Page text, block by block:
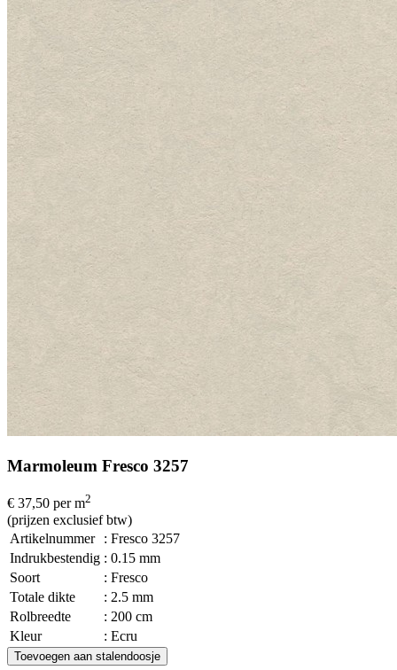
Marmoleum Fresco 3257
€ 37,50 per m2
(prijzen exclusief btw)
Artikelnummer
: Fresco 3257
Indrukbestendig : 0.15 mm
Soort
: Fresco
Totale dikte
: 2.5 mm
Rolbreedte
: 200 cm
Kleur
: Ecru
Toevoegen aan stalendoosje